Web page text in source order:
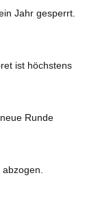
Jahr gesperrt.
ist höchstens
Runde
abzogen.